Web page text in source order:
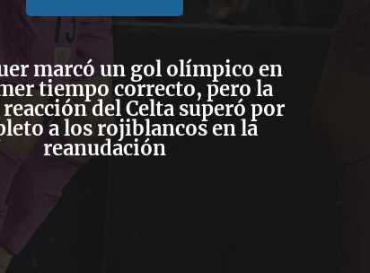
marcó un gol olímpico en
tiempo correcto, pero la
del Celta superó por
a los rojiblancos en la
reanudación